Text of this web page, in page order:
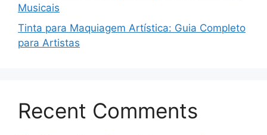
Musicais
Tinta para Maquiagem Artística: Guia Completo
para Artistas
Recent Comments